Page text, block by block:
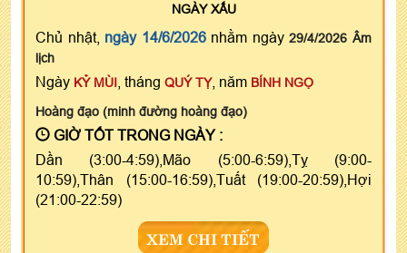
NGÀYXẤU
Chủ nhật, ngày 14/6/2026nhằm ngày29/4/2026 Âm
lịch
Ngày KỶ MÙI , tháng QUÝ TỴ, năm BÍNH NGỌ
Hoàng đạo (minh đường hoàng đạo)
GIỜ TỐT TRONG NGÀY :
Dần (3:00-4:59),Mão (5:00-6:59),Tỵ (9:00-
10:59),Thân (15:00-16:59),Tuất (19:00-20:59),Hợi
(21:00-22:59)
XEM CHI TIẾT